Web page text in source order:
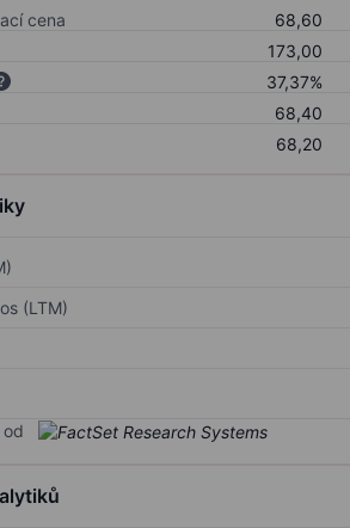
cena
68,60
173,00
37,37%
68,40
68,20
(LTM)